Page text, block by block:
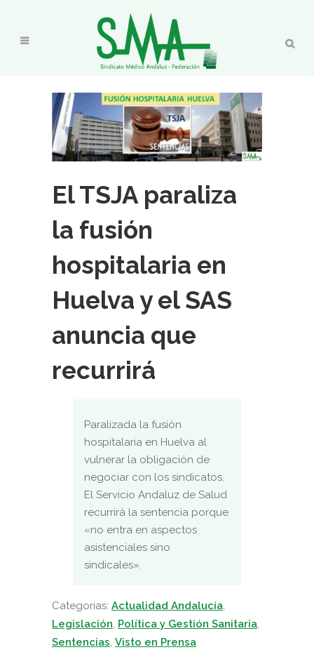
El TSJA paraliza
la fusión
hospitalaria en
Huelva y el SAS
anuncia que
recurrirá
Paralizada la fusión
hospitalaria en Huelva al
vulnerar la obligación de
negociar con los sindicatos.
El Servicio Andaluz de Salud
recurrirá la sentencia porque
«no entra en aspectos
asistenciales sino
sindicales».
Categorias: Actualidad Andalucía,
Legislación, Política y Gestión Sanitaria,
Sentencias, Visto en Prensa